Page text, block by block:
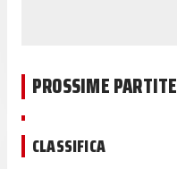
PROSSIME PARTITE
CLASSIFICA